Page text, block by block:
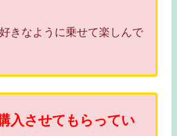
きなように乗せて楽しんで
入させてもらってい